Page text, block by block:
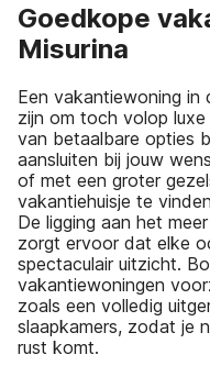
Goedkope
Misurina
Een vakantiewoning in
zijn om toch volop
van betaalbare opties
aansluiten bij jouw
of met een groter
vakantiehuisje te
De ligging aan het
zorgt ervoor dat elke
spectaculair uitzicht.
vakantiewoningen
zoals een volledig
slaapkamers, zodat je
rust komt.